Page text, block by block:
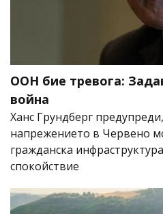
ООН бие тревога:
война
Ханс Грундберг
напрежението в Червено
гражданска
спокойствие